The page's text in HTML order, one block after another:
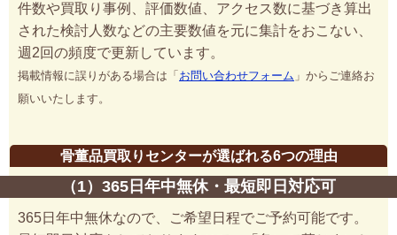
件数や買取り事例、評価数値、アクセス数に基づき算出
された検討人数などの主要数値を元に集計をおこない、
週2回の頻度で更新しています。
掲載情報に誤りがある場合は「 お問い合わせフォーム 」からご連絡お
願いいたします。
骨董品買取りセンターが選ばれる6つの理由
（1）365日年中無休・最短即日対応可
365日年中無休なので、ご希望日程でご予約可能です。